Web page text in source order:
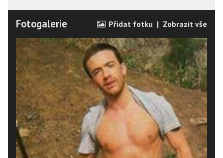
Fotogalerie Přidat fotku | Zobrazit vše